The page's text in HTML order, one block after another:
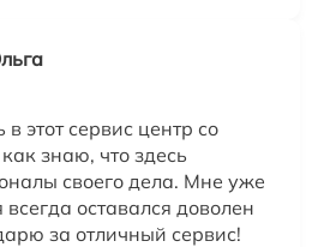
этот сервис центр со
знаю, что здесь
своего дела. Мне уже
оставался доволен
за отличный сервис!